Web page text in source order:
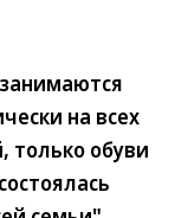
на всех
только обуви